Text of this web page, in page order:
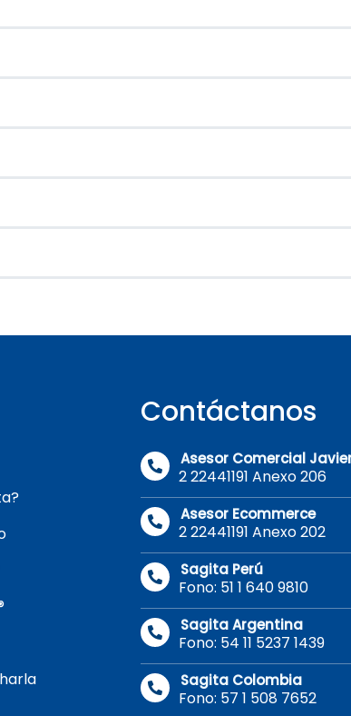
Contáctanos
Asesor Comercial
2 22441191 Anexo 206
Asesor Ecommerce
2 22441191 Anexo 202
Sagita Perú
Fono: 51 1 640 9810
Sagita Argentina
Fono: 54 11 5237 1439
Sagita Colombia
Fono: 57 1 508 7652